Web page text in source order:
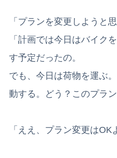
「プランを変更しようと思
「計画では今日はバイク
す予定だったの。
でも、今日は荷物を運ぶ
動する。どう？このプラン
「ええ、プラン変更はOK